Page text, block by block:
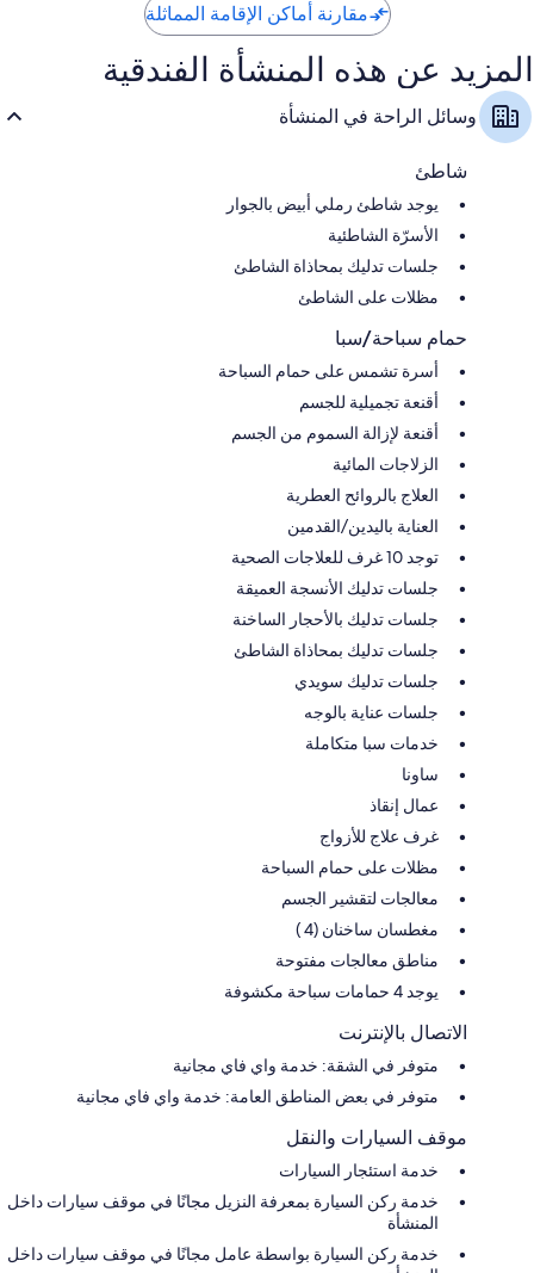
مقارنة أماكن الإقامة المماثلة
المزيد عن هذه المنشأة الفندقية
وسائل الراحة في المنشأة
شاطئ
يوجد شاطئ رملي أبيض بالجوار
الأسرّة الشاطئية
جلسات تدليك بمحاذاة الشاطئ
مظلات على الشاطئ
حمام سباحة/سبا
أسرة تشمس على حمام السباحة
أقنعة تجميلية للجسم
أقنعة لإزالة السموم من الجسم
الزلاجات المائية
العلاج بالروائح العطرية
العناية باليدين/القدمين
توجد 10 غرف للعلاجات الصحية
جلسات تدليك الأنسجة العميقة
جلسات تدليك بالأحجار الساخنة
جلسات تدليك بمحاذاة الشاطئ
جلسات تدليك سويدي
جلسات عناية بالوجه
خدمات سبا متكاملة
ساونا
عمال إنقاذ
غرف علاج للأزواج
مظلات على حمام السباحة
معالجات لتقشير الجسم
مغطسان ساخنان (4 )
مناطق معالجات مفتوحة
يوجد 4 حمامات سباحة مكشوفة
الاتصال بالإنترنت
متوفر في الشقة: خدمة واي فاي مجانية
متوفر في بعض المناطق العامة: خدمة واي فاي مجانية
موقف السيارات والنقل
خدمة استئجار السيارات
خدمة ركن السيارة بمعرفة النزيل مجانًا في موقف سيارات داخل
المنشأة
خدمة ركن السيارة بواسطة عامل مجانًا في موقف سيارات داخل